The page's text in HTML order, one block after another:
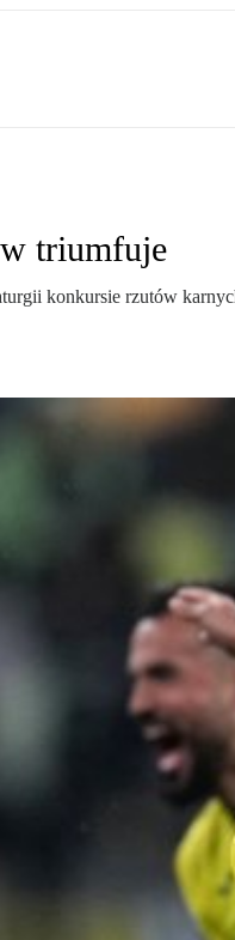
triumfuje
konkursie rzutów